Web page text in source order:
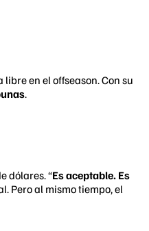
en el offseason. Con su
.
dólares. “Es aceptable. Es
Pero al mismo tiempo, el